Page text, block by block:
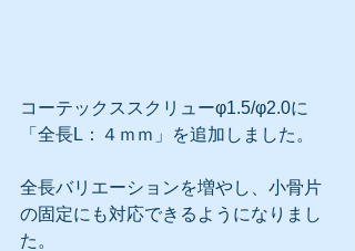
コーテックススクリューφ1.5/φ2.0に
「全長L：４ｍｍ」を追加しました。
全長バリエーションを増やし、小骨片
の固定にも対応できるようになりまし
た。